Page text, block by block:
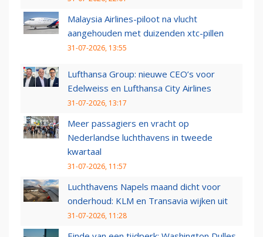
Malaysia Airlines-piloot na vlucht
aangehouden met duizenden xtc-pillen
31-07-2026, 13:55
Lufthansa Group: nieuwe CEO’s voor
Edelweiss en Lufthansa City Airlines
31-07-2026, 13:17
Meer passagiers en vracht op
Nederlandse luchthavens in tweede
kwartaal
31-07-2026, 11:57
Luchthavens Napels maand dicht voor
onderhoud: KLM en Transavia wijken uit
31-07-2026, 11:28